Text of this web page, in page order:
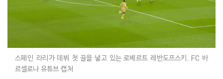
스페인 라리가 데뷔 첫 골을 넣고 있는 로베르트 레반도프스키. FC 바
르셀로나 유튜브 캡처